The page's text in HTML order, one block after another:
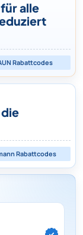
alle
Rabattcodes
Rabattcodes